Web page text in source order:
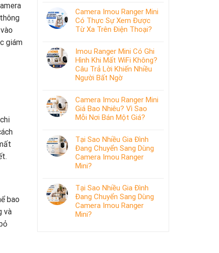
giám
bao
và
Camera Imou Ranger Mini
Có Thực Sự Xem Được
Từ Xa Trên Điện Thoại?
Imou Ranger Mini Có Ghi
Hình Khi Mất WiFi Không?
Câu Trả Lời Khiến Nhiều
Người Bất Ngờ
Camera Imou Ranger Mini
Giá Bao Nhiêu? Vì Sao
Mỗi Nơi Bán Một Giá?
Tại Sao Nhiều Gia Đình
Đang Chuyển Sang Dùng
Camera Imou Ranger
Mini?
Tại Sao Nhiều Gia Đình
Đang Chuyển Sang Dùng
Camera Imou Ranger
Mini?